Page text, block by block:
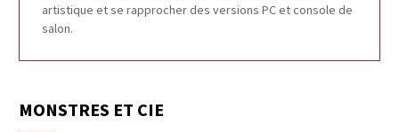
artistique et se rapprocher des versions PC et console de
salon.
MONSTRES ET CIE